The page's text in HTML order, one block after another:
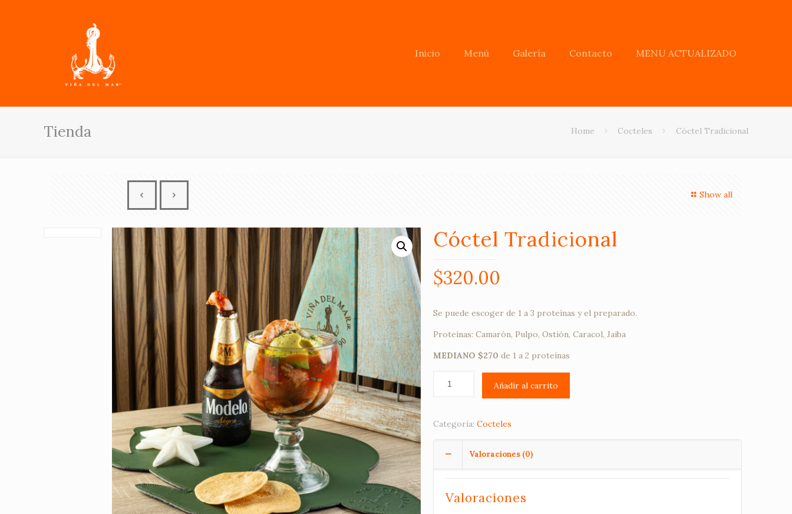
Inicio Menú Galería Contacto MENU ACTUALIZADO
Tienda Home Cocteles Cóctel Tradicional
Show all
Cóctel Tradicional
$320.00
Se puede escoger de 1 a 3 proteínas y el preparado.
Proteínas: Camarón, Pulpo, Ostión, Caracol, Jaiba
MEDIANO $270 de 1 a 2 proteínas
Añadir al carrito
Categoría:Cocteles
Valoraciones (0)
Valoraciones